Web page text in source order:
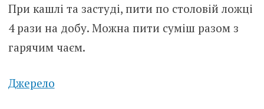
При кашлі та застуді, пити по столовій ложці
4 рази на добу. Можна пити суміш разом з
гарячим чаєм.
Джерело